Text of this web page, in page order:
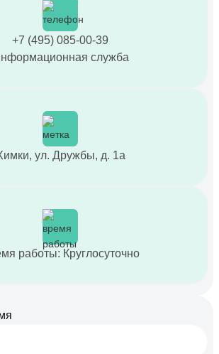
+7 (495) 085-00-39
служба
ул. Дружбы, д. 1а
работы: Круглосуточно